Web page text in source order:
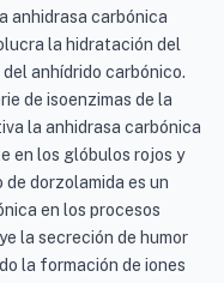
anhidrasa carbónica
la hidratación del
anhídrido carbónico.
de isoenzimas de la
la anhidrasa carbónica
en los glóbulos rojos y
dorzolamida es un
en los procesos
la secreción de humor
la formación de iones